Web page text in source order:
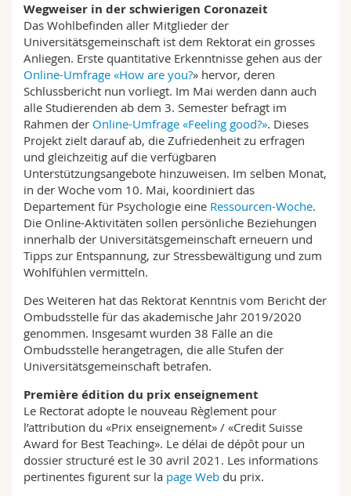
Wegweiser in der schwierigen Coronazeit
Das Wohlbefinden aller Mitglieder der
Universitätsgemeinschaft ist dem Rektorat ein grosses
Anliegen. Erste quantitative Erkenntnisse gehen aus der
Online-Umfrage «How are you?» hervor, deren
Schlussbericht nun vorliegt. Im Mai werden dann auch
alle Studierenden ab dem 3. Semester befragt im
Rahmen der Online-Umfrage «Feeling good?». Dieses
Projekt zielt darauf ab, die Zufriedenheit zu erfragen
und gleichzeitig auf die verfügbaren
Unterstützungsangebote hinzuweisen. Im selben Monat,
in der Woche vom 10. Mai, koordiniert das
Departement für Psychologie eine Ressourcen-Woche.
Die Online-Aktivitäten sollen persönliche Beziehungen
innerhalb der Universitätsgemeinschaft erneuern und
Tipps zur Entspannung, zur Stressbewältigung und zum
Wohlfühlen vermitteln.
Des Weiteren hat das Rektorat Kenntnis vom Bericht der
Ombudsstelle für das akademische Jahr 2019/2020
genommen. Insgesamt wurden 38 Fälle an die
Ombudsstelle herangetragen, die alle Stufen der
Universitätsgemeinschaft betrafen.
Première édition du prix enseignement
Le Rectorat adopte le nouveau Règlement pour
l’attribution du «Prix enseignement» / «Credit Suisse
Award for Best Teaching». Le délai de dépôt pour un
dossier structuré est le 30 avril 2021. Les informations
pertinentes figurent sur la page Web du prix.